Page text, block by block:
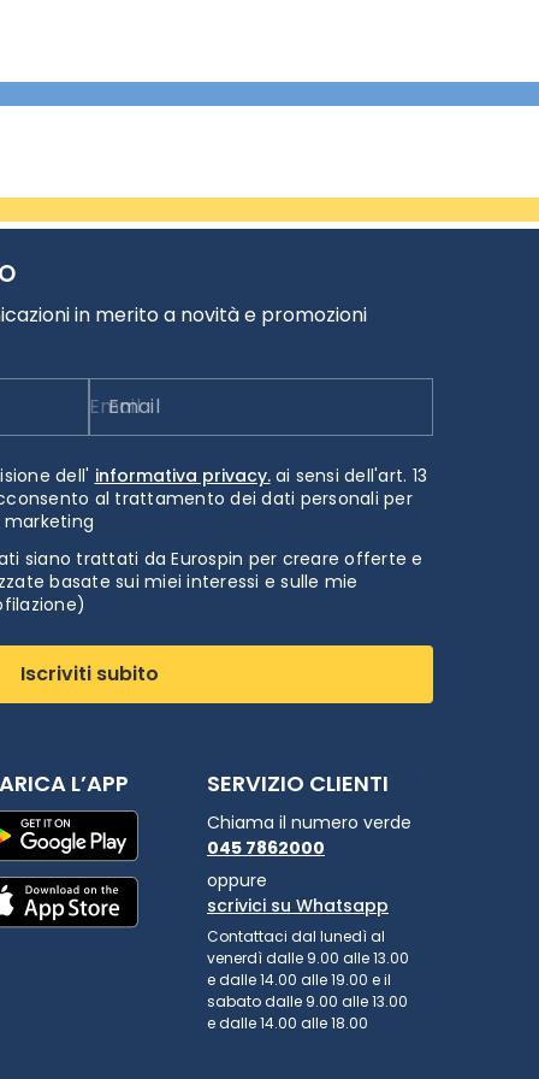
in merito a novità e promozioni
Email
dell' informativa privacy.ai sensi dell'art. 13
al trattamento dei dati personali per
siano trattati da Eurospin per creare offerte e
basate sui miei interessi e sulle mie
Iscriviti subito
L’APP SERVIZIO CLIENTI
Chiama il numero verde
045 7862000
oppure
scrivici su Whatsapp
Contattaci dal lunedì al
venerdì dalle 9.00 alle 13.00
e dalle 14.00 alle 19.00 e il
sabato dalle 9.00 alle 13.00
e dalle 14.00 alle 18.00